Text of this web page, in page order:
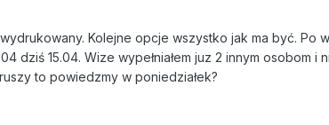
Kolejne opcje wszystko jak ma być.
dziś 15.04. Wize wypełniałem juz 2 innym osobom
to powiedzmy w poniedziałek?